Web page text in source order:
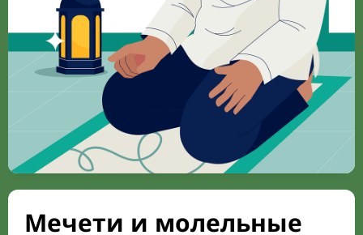
Мечети и молельные